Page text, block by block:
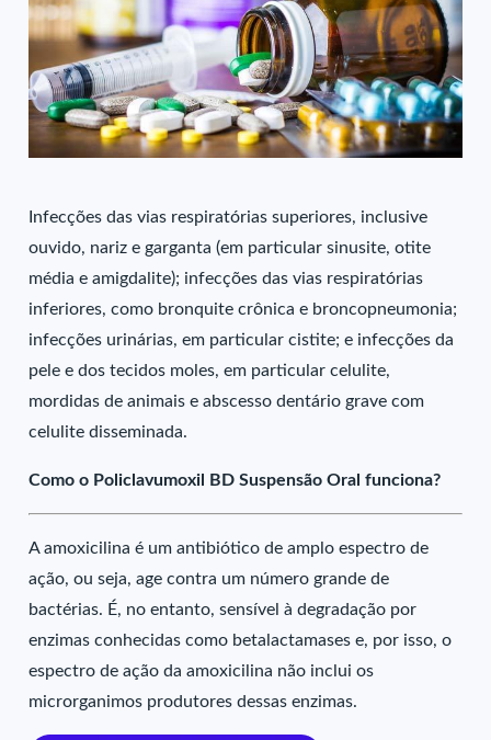
Infecções das vias respiratórias superiores, inclusive
ouvido, nariz e garganta (em particular sinusite, otite
média e amigdalite); infecções das vias respiratórias
inferiores, como bronquite crônica e broncopneumonia;
infecções urinárias, em particular cistite; e infecções da
pele e dos tecidos moles, em particular celulite,
mordidas de animais e abscesso dentário grave com
celulite disseminada.
Como o Policlavumoxil BD Suspensão Oral funciona?
A amoxicilina é um antibiótico de amplo espectro de
ação, ou seja, age contra um número grande de
bactérias. É, no entanto, sensível à degradação por
enzimas conhecidas como betalactamases e, por isso, o
espectro de ação da amoxicilina não inclui os
microrganimos produtores dessas enzimas.